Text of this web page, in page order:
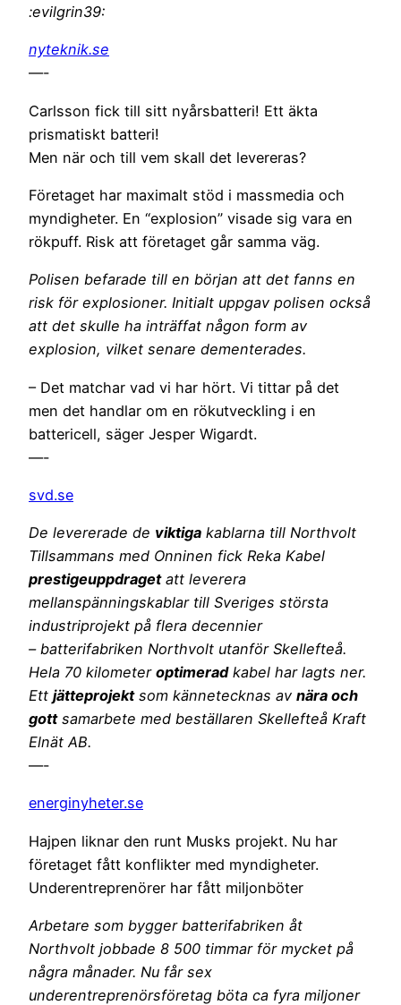
:evilgrin39:
nyteknik.se
—-
Carlsson fick till sitt nyårsbatteri! Ett äkta
prismatiskt batteri!
Men när och till vem skall det levereras?
Företaget har maximalt stöd i massmedia och
myndigheter. En “explosion” visade sig vara en
rökpuff. Risk att företaget går samma väg.
Polisen befarade till en början att det fanns en
risk för explosioner. Initialt uppgav polisen också
att det skulle ha inträffat någon form av
explosion, vilket senare dementerades.
– Det matchar vad vi har hört. Vi tittar på det
men det handlar om en rökutveckling i en
battericell, säger Jesper Wigardt.
—-
svd.se
De levererade de viktiga kablarna till Northvolt
Tillsammans med Onninen fick Reka Kabel
prestigeuppdragetatt leverera
mellanspänningskablar till Sveriges största
industriprojekt på flera decennier
– batterifabriken Northvolt utanför Skellefteå.
Hela 70 kilometer optimeradkabel har lagts ner.
Ett jätteprojektsom kännetecknas av nära och
gottsamarbete med beställaren Skellefteå Kraft
Elnät AB.
—-
energinyheter.se
Hajpen liknar den runt Musks projekt. Nu har
företaget fått konflikter med myndigheter.
Underentreprenörer har fått miljonböter
Arbetare som bygger batterifabriken åt
Northvolt jobbade 8 500 timmar för mycket på
några månader. Nu får sex
underentreprenörsföretag böta ca fyra miljoner